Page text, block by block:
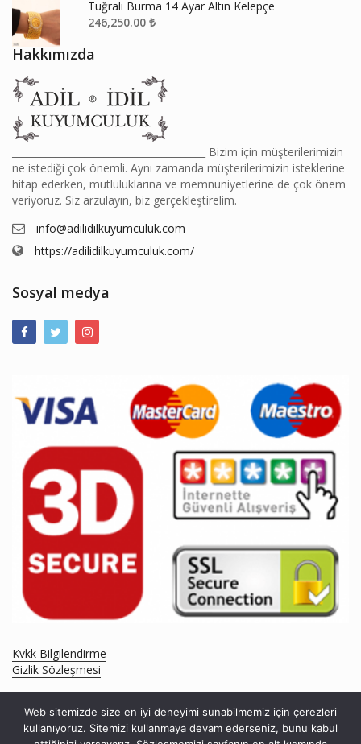
Tuğralı Burma 14 Ayar Altın Kelepçe
246,250.00 ₺
Hakkımızda
________________________________________ Bizim için müşterilerimizin
ne istediği çok önemli. Aynı zamanda müşterilerimizin isteklerine
hitap ederken, mutluluklarına ve memnuniyetlerine de çok önem
veriyoruz. Siz arzulayın, biz gerçekleştirelim.
info@adilidilkuyumculuk.com
https://adilidilkuyumculuk.com/
Sosyal medya
Kvkk Bilgilendirme
Gizlik Sözleşmesi
Web sitemizde size en iyi deneyimi sunabilmemiz için çerezleri
kullanıyoruz. Sitemizi kullanmaya devam ederseniz, bunu kabul